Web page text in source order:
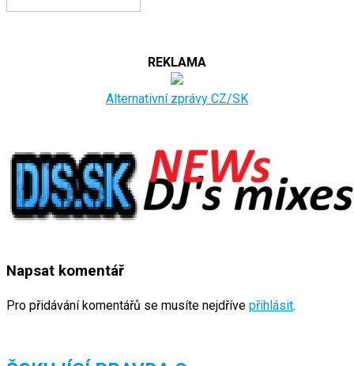
REKLAMA
Alternativní zprávy CZ/SK
Napsat komentář
Pro přidávání komentářů se musíte nejdříve přihlásit.